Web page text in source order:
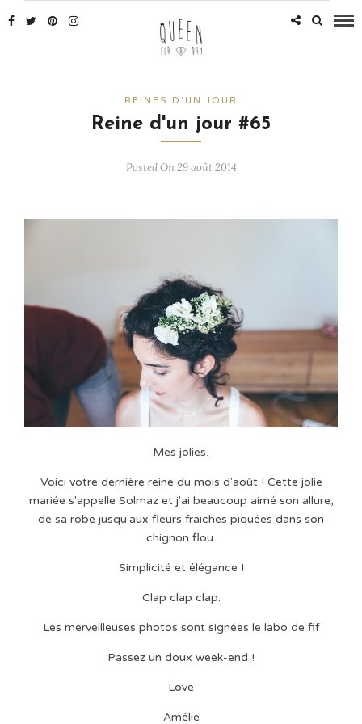
REINES D'UN JOUR
Reine d'un jour #65
Posted On 29 août 2014
Mes jolies,
Voici votre dernière reine du mois d'août ! Cette jolie
mariée s'appelle Solmaz et j'ai beaucoup aimé son allure,
de sa robe jusqu'aux fleurs fraiches piquées dans son
chignon flou.
Simplicité et élégance !
Clap clap clap.
Les merveilleuses photos sont signées le labo de fif
Passez un doux week-end !
Love
Amélie